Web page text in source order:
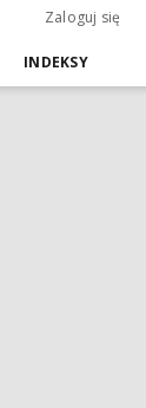
Zaloguj się
INDEKSY